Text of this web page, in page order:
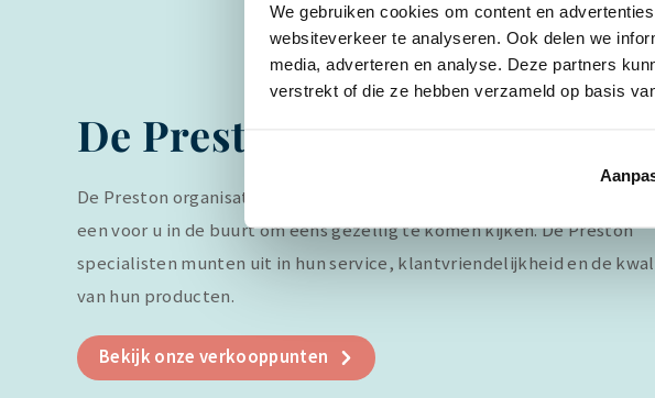
We gebruiken cookies om content en
websiteverkeer te analyseren. Ook delen we
media, adverteren en analyse. Deze partners
verstrekt of die ze hebben verzameld op basis
De Preston verkooppunten
De Preston organisatie heeft veel winkels in Nederland. Er is er dus
een voor u in de buurt om eens gezellig te komen kijken. De Preston
specialisten munten uit in hun service, klantvriendelijkheid en de
van hun producten.
Bekijk onze verkooppunten